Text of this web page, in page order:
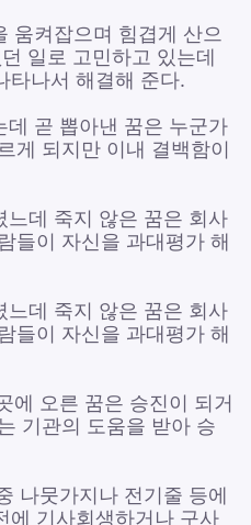
움켜잡으며 힘겹게 산으
일로 고민하고 있는데
타나서 해결해 준다.
곧 뽑아낸 꿈은 누군가
게 되지만 이내 결백함이
데 죽지 않은 꿈은 회사
들이 자신을 과대평가 해
데 죽지 않은 꿈은 회사
들이 자신을 과대평가 해
에 오른 꿈은 승진이 되거
기관의 도움을 받아 승
나뭇가지나 전기줄 등에
에 기사회생하거나 구사